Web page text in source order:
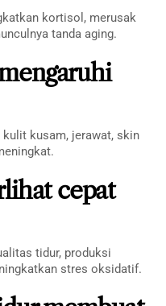
kortisol, merusak
tanda aging.
kulit kusam, jerawat, skin
cepat
tidur, produksi
stres oksidatif.